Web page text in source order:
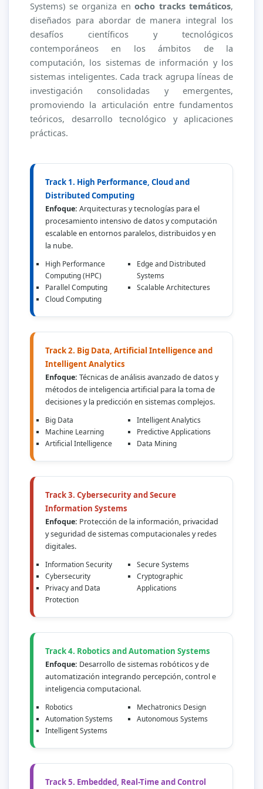
Comité organizador
Especialistas Internacionales
Sede de la conferencia
Patrocinadores
Turismo en Quito
Ediciones previas
Systems) se organiza en ocho tracks temáticos,
diseñados para abordar de manera integral los
desafíos científicos y tecnológicos
contemporáneos en los ámbitos de la
computación, los sistemas de información y los
sistemas inteligentes. Cada track agrupa líneas de
investigación consolidadas y emergentes,
promoviendo la articulación entre fundamentos
teóricos, desarrollo tecnológico y aplicaciones
prácticas.
Track 1. High Performance, Cloud and
Distributed Computing
Enfoque: Arquitecturas y tecnologías para el
procesamiento intensivo de datos y computación
escalable en entornos paralelos, distribuidos y en
la nube.
High Performance
Computing (HPC)
Parallel Computing
Cloud Computing
Edge and Distributed
Systems
Scalable Architectures
Track 2. Big Data, Artificial Intelligence and
Intelligent Analytics
Enfoque: Técnicas de análisis avanzado de datos y
métodos de inteligencia artificial para la toma de
decisiones y la predicción en sistemas complejos.
Big Data
Machine Learning
Artificial Intelligence
Intelligent Analytics
Predictive Applications
Data Mining
Track 3. Cybersecurity and Secure
Information Systems
Enfoque: Protección de la información, privacidad
y seguridad de sistemas computacionales y redes
digitales.
Information Security
Cybersecurity
Privacy and Data
Protection
Secure Systems
Cryptographic
Applications
Track 4. Robotics and Automation Systems
Enfoque: Desarrollo de sistemas robóticos y de
automatización integrando percepción, control e
inteligencia computacional.
Robotics
Automation Systems
Intelligent Systems
Mechatronics Design
Autonomous Systems
Track 5. Embedded, Real-Time and Control